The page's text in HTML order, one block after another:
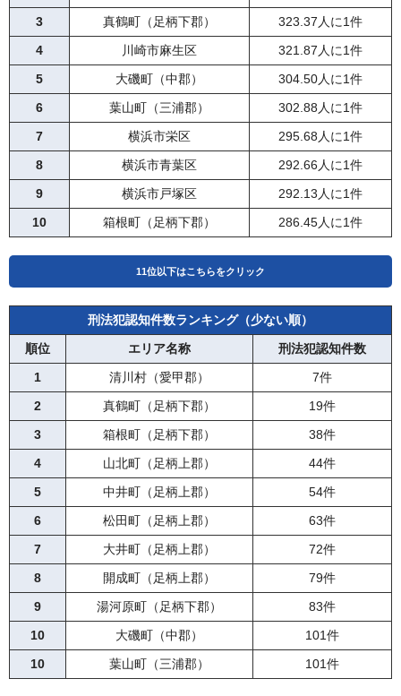
3 真鶴町（足柄下郡）
323.37人に1件
4
川崎市麻生区
321.87人に1件
5
大磯町（中郡）
304.50人に1件
6
葉山町（三浦郡）
302.88人に1件
7
横浜市栄区
295.68人に1件
8
横浜市青葉区
292.66人に1件
9
横浜市戸塚区
292.13人に1件
10
箱根町（足柄下郡） 286.45人に1件
11位以下はこちらをクリック
横須賀市
284.62人に1件
12
横浜市緑区
282.66人に1件
13
愛川町（愛甲郡）
277.87人に1件
14
三浦市
269.77人に1件
15
湯河原町（足柄下郡）
265.94人に1件
16
横浜市保土ケ谷区
262.15人に1件
17
横浜市磯子区
261.84人に1件
18
横浜市都筑区
260.56人に1件
19
横浜市旭区
259.16人に1件
20
秦野市
258.51人に1件
21
川崎市多摩区
255.27人に1件
22
横浜市泉区
254.54人に1件
23
鎌倉市
252.87人に1件
刑法犯認知件数ランキング（少ない順）
順位
エリア名称
刑法犯認知件数
1
清川村（愛甲郡）
7件
2
真鶴町（足柄下郡）
19件
3
箱根町（足柄下郡）
38件
4
山北町（足柄上郡）
44件
5
中井町（足柄上郡）
54件
6
松田町（足柄上郡）
63件
7
大井町（足柄上郡）
72件
8
開成町（足柄上郡）
79件
9
湯河原町（足柄下郡）
83件
10
大磯町（中郡）
101件
10
葉山町（三浦郡） 101件